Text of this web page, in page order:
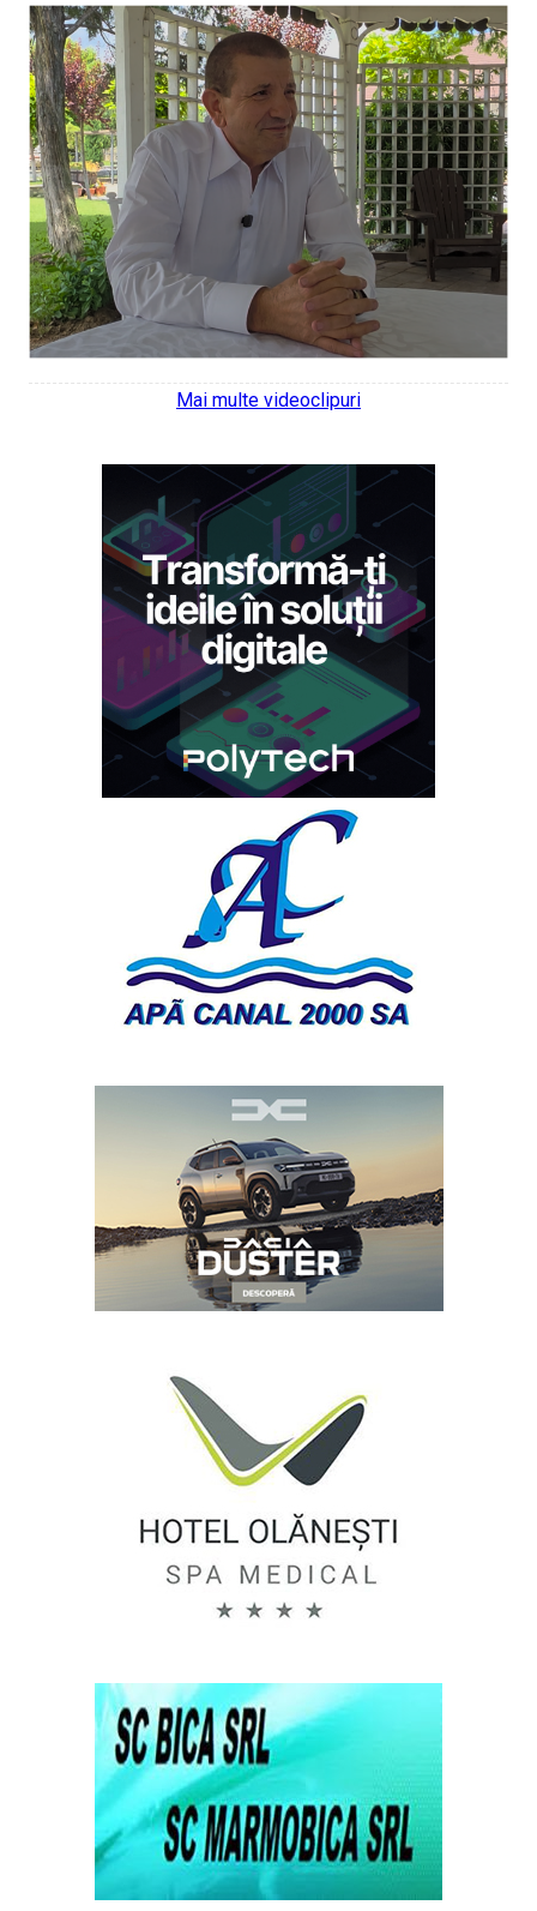
Mai multe videoclipuri